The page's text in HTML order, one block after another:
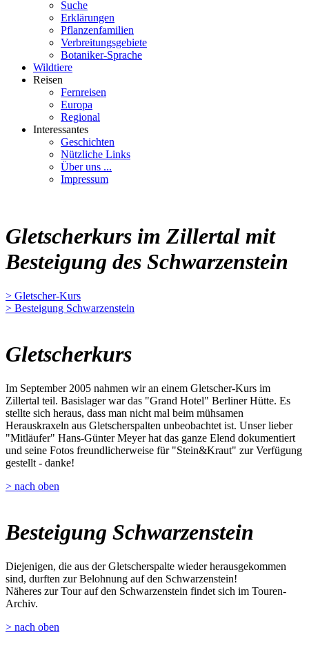
Suche
Erklärungen
Pflanzenfamilien
Verbreitungsgebiete
Botaniker-Sprache
Wildtiere
Reisen
Fernreisen
Europa
Regional
Interessantes
Geschichten
Nützliche Links
Über uns ...
Impressum
Gletscherkurs im Zillertal mit
Besteigung des Schwarzenstein
> Gletscher-Kurs
> Besteigung Schwarzenstein
Gletscherkurs
Im September 2005 nahmen wir an einem Gletscher-Kurs im
Zillertal teil. Basislager war das "Grand Hotel" Berliner Hütte. Es
stellte sich heraus, dass man nicht mal beim mühsamen
Herauskraxeln aus Gletscherspalten unbeobachtet ist. Unser lieber
"Mitläufer" Hans-Günter Meyer hat das ganze Elend dokumentiert
und seine Fotos freundlicherweise für "Stein&Kraut" zur Verfügung
gestellt - danke!
> nach oben
Besteigung Schwarzenstein
Diejenigen, die aus der Gletscherspalte wieder herausgekommen
sind, durften zur Belohnung auf den Schwarzenstein!
Näheres zur Tour auf den Schwarzenstein findet sich im Touren-
Archiv.
> nach oben